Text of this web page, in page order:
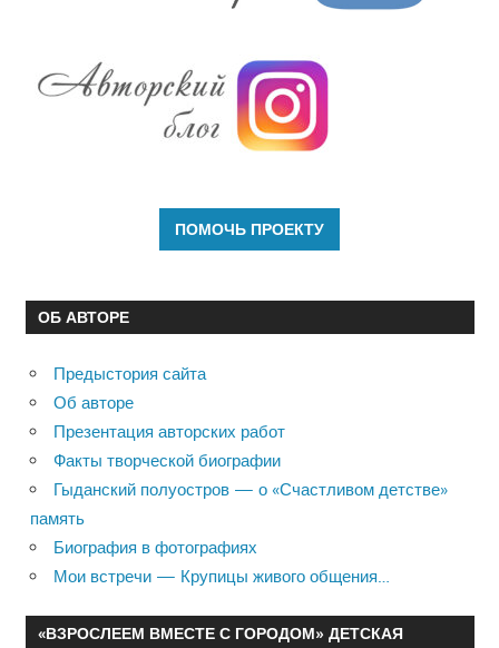
ОБ АВТОРЕ
Предыстория сайта
Об авторе
Презентация авторских работ
Факты творческой биографии
Гыданский полуостров — о «Счастливом детстве»
память
Биография в фотографиях
Мои встречи — Крупицы живого общения…
«ВЗРОСЛЕЕМ ВМЕСТЕ С ГОРОДОМ» ДЕТСКАЯ